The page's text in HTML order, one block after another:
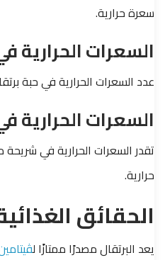
سعرة حرارية.
السعرات الحرارية
عدد السعرات الحرارية في حبة برتقال أبو
السعرات الحرارية
حرارية.
الحقائق
يعد البرتقال مصدرًا ممتازًا ل